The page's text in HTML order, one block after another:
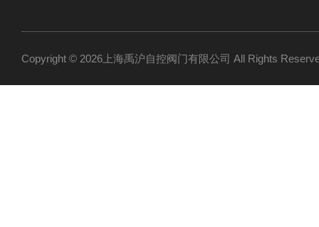
Copyright © 2026上海禹沪自控阀门有限公司 All Rights